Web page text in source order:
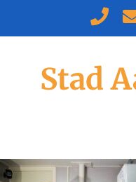
Stad